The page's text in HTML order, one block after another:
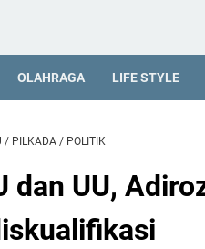
OLAHRAGA LIFE STYLE
/ PILKADA / POLITIK
dan UU,